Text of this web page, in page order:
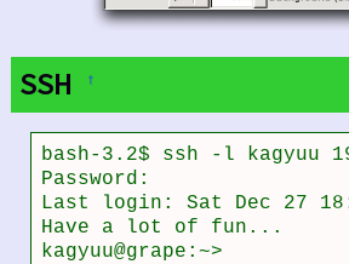
SSH †
bash-3.2$ ssh -l kagyuu
Password:
Last login: Sat Dec 27
Have a lot of fun...
kagyuu@grape:~>